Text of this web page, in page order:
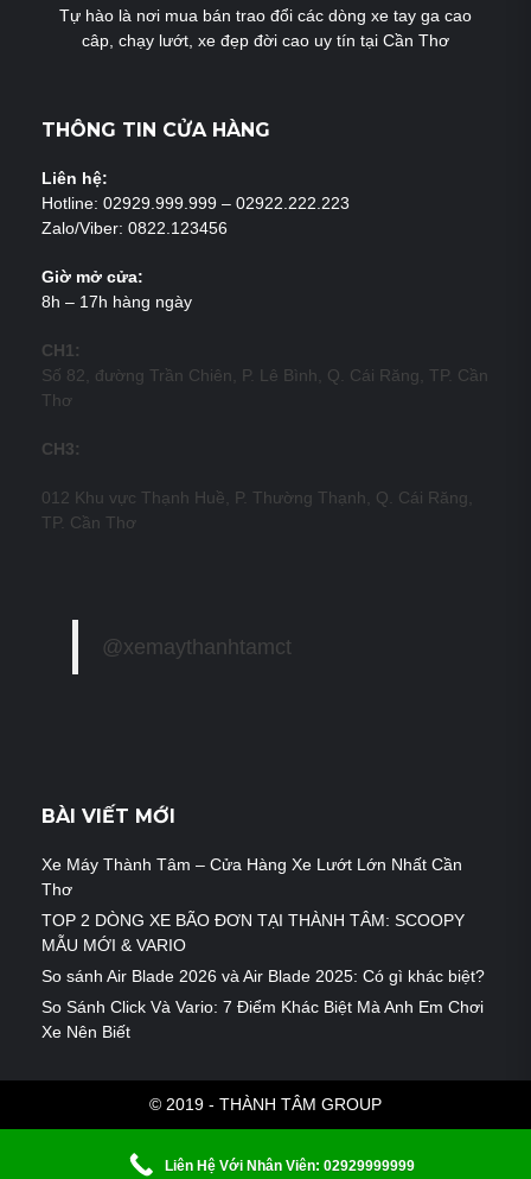
Tự hào là nơi mua bán trao đổi các dòng xe tay ga cao
câp, chạy lướt, xe đẹp đời cao uy tín tại Cần Thơ
THÔNG TIN CỬA HÀNG
Liên hệ:
Hotline: 02929.999.999 – 02922.222.223
Zalo/Viber: 0822.123456
Giờ mở cửa:
8h – 17h hàng ngày
CH1:
Số 82, đường Trần Chiên, P. Lê Bình, Q. Cái Răng, TP. Cần
Thơ
CH3:
012 Khu vực Thạnh Huề, P. Thường Thạnh, Q. Cái Răng,
TP. Cần Thơ
@xemaythanhtamct
BÀI VIẾT MỚI
Xe Máy Thành Tâm – Cửa Hàng Xe Lướt Lớn Nhất Cần
Thơ
TOP 2 DÒNG XE BÃO ĐƠN TẠI THÀNH TÂM: SCOOPY
MẪU MỚI & VARIO
So sánh Air Blade 2026 và Air Blade 2025: Có gì khác biệt?
So Sánh Click Và Vario: 7 Điểm Khác Biệt Mà Anh Em Chơi
Xe Nên Biết
© 2019 - THÀNH TÂM GROUP
Liên Hệ Với Nhân Viên: 02929999999